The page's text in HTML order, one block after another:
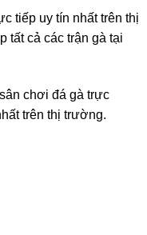
tiếp uy tín nhất trên thị
tất cả các trận gà tại
chơi đá gà trực
trên thị trường.